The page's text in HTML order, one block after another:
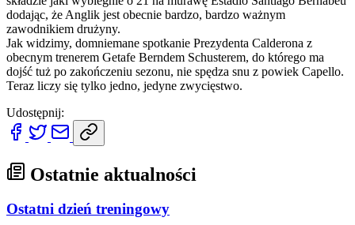
dodając, że Anglik jest obecnie bardzo, bardzo ważnym
zawodnikiem drużyny.
Jak widzimy, domniemane spotkanie Prezydenta Calderona z
obecnym trenerem Getafe Berndem Schusterem, do którego ma
dojść tuż po zakończeniu sezonu, nie spędza snu z powiek Capello.
Teraz liczy się tylko jedno, jedyne zwycięstwo.
Udostępnij:
Ostatnie aktualności
Ostatni dzień treningowy